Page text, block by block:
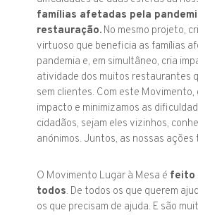
famílias afetadas pela
restauração. No mesmo projeto,
virtuoso que beneficia as famílias
pandemia e, em simultâneo, cria
atividade dos muitos restaurantes
sem clientes. Com este Movimento,
impacto e minimizamos as
cidadãos, sejam eles vizinhos,
anónimos. Juntos, as nossas ações
O Movimento Lugar à Mesa é feito
todos. De todos os que querem
os que precisam de ajuda. E são